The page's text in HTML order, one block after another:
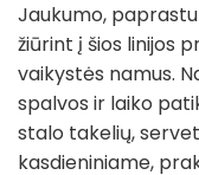
Jaukumo,
žiūrint į šios linijos
vaikystės namus.
spalvos ir laiko
stalo takelių,
kasdieniniame,